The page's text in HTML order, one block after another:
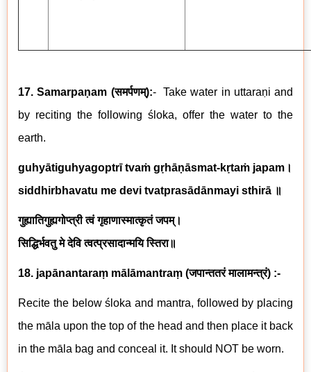
17. Samarpaṇam (समर्पणम्):- Take water in uttaraṇi and
by reciting the following ś loka, offer the water to the
earth.
guhyātiguhyagoptrī tvaṁ gṛhāṇāsmat-kṛtaṁ japam ।
siddhirbhavatu me devi tvatprasādānmayi sthirā ॥
गुह्यातिगुह्यगोप्त्री त्वं गृहाणास्मात्कृतं जपम्।
सिद्धिर्भवतु मे देवि त्वत्प्रसादान्मयि स्तिरा॥
18. japānantaraṃ mālāmantraṃ (जपान्ततरं मालामन्त्रं) :-
Recite the below śloka and mantra, followed by placing
the māla upon the top of the head and then place it back
in the māla bag and conceal it. It should NOT be worn.